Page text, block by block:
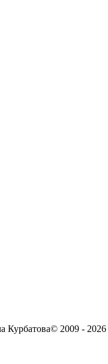
Курбатова© 2009 - 2026